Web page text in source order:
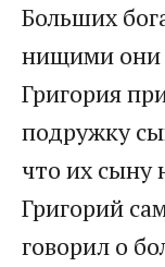
Больших
нищими они
Григория
подружку
что их сыну
Григорий
говорил о